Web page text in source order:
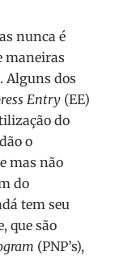
nunca é
maneiras
Alguns dos
Entry (EE)
do
o
mas não
do
tem seu
que são
(PNP’s),